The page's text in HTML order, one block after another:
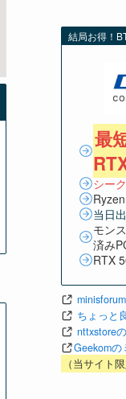
結局お得！
最
シー
当日
モン
済み
RTX
ちょっと
nttxstore
Geekomの
（当サイト